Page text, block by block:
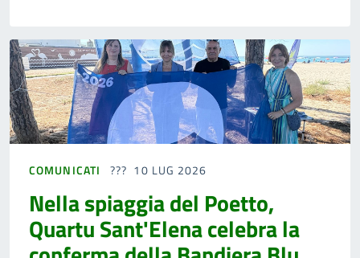
COMUNICATI 10 LUG 2026
Nella spiaggia del Poetto,
Quartu Sant'Elena celebra la